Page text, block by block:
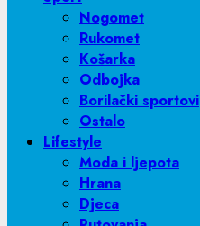
Nogomet
Rukomet
Košarka
Odbojka
Borilački sportovi
Ostalo
Lifestyle
Moda i ljepota
Hrana
Djeca